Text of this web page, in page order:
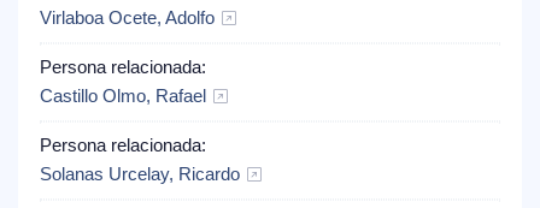
Virlaboa Ocete, Adolfo
Persona relacionada:
Castillo Olmo, Rafael
Persona relacionada:
Solanas Urcelay, Ricardo